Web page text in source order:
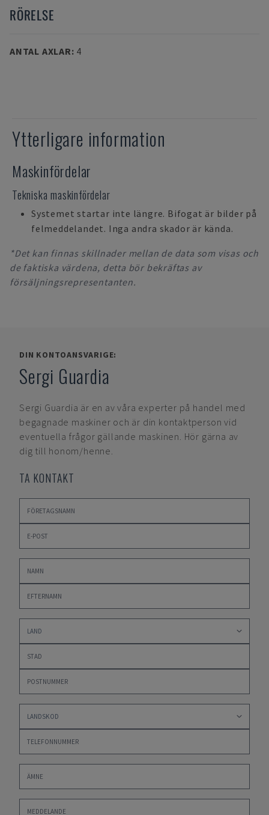
RÖRELSE
ANTAL AXLAR: 4
Ytterligare information
Maskinfördelar
Tekniska maskinfördelar
Systemet startar inte längre. Bifogat är bilder på
felmeddelandet. Inga andra skador är kända.
*Det kan finnas skillnader mellan de data som visas och
de faktiska värdena, detta bör bekräftas av
försäljningsrepresentanten.
DIN KONTOANSVARIGE:
Sergi Guardia
Sergi Guardia är en av våra experter på handel med
begagnade maskiner och är din kontaktperson vid
eventuella frågor gällande maskinen. Hör gärna av
dig till honom/henne.
TA KONTAKT